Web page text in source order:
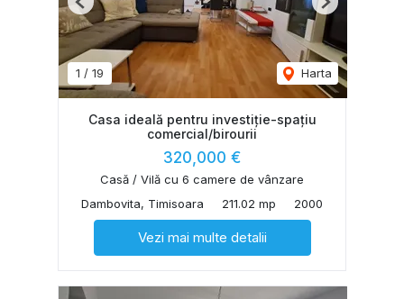
1 / 19 Harta
Previous Next
Casa ideală pentru investiție-spațiu
comercial/birourii
320,000 €
Casă / Vilă cu 6 camere de vânzare
Dambovita, Timisoara
211.02 mp 2000
Vezi mai multe detalii